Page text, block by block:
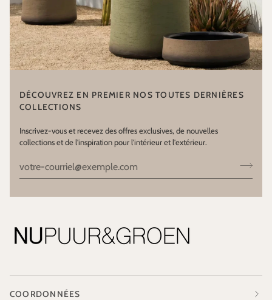
DÉCOUVREZ EN PREMIER NOS TOUTES DERNIÈRES
COLLECTIONS
Inscrivez-vous et recevez des offres exclusives, de nouvelles
collections et de l'inspiration pour l'intérieur et l'extérieur.
COORDONNÉES